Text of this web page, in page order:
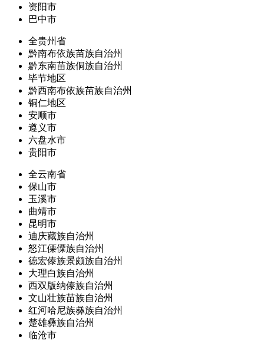
资阳市
巴中市
全贵州省
黔南布依族苗族自治州
黔东南苗族侗族自治州
毕节地区
黔西南布依族苗族自治州
铜仁地区
安顺市
遵义市
六盘水市
贵阳市
全云南省
保山市
玉溪市
曲靖市
昆明市
迪庆藏族自治州
怒江傈僳族自治州
德宏傣族景颇族自治州
大理白族自治州
西双版纳傣族自治州
文山壮族苗族自治州
红河哈尼族彝族自治州
楚雄彝族自治州
临沧市